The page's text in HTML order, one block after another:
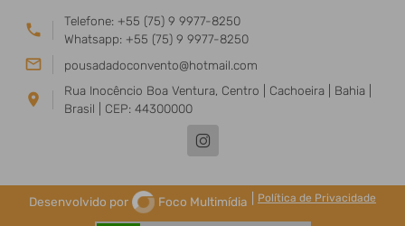
phone
Telefone: +55 (75) 9 9977-8250
Whatsapp: +55 (75) 9 9977-8250
mail_outline pousadadoconvento@hotmail.com
location_on
Rua Inocêncio Boa Ventura, Centro | Cachoeira | Bahia |
Brasil | CEP: 44300000
Desenvolvido por Foco Multimídia Política de Privacidade